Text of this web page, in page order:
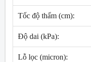
Tốc độ thấm (cm):
Độ dai (kPa):
Lỗ lọc (micron):